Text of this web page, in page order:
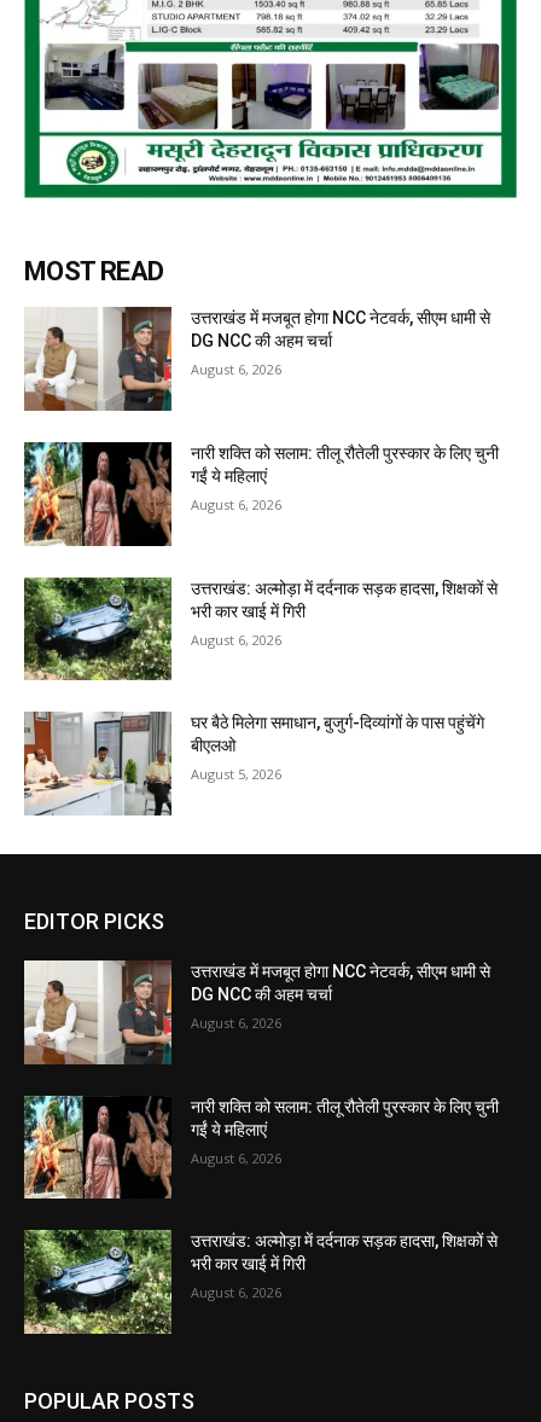
MOST READ
उत्तराखंड में मजबूत होगा NCC नेटवर्क, सीएम धामी से
DG NCC की अहम चर्चा
August 6, 2026
नारी शक्ति को सलाम: तीलू रौतेली पुरस्कार के लिए चुनी
गईं ये महिलाएं
August 6, 2026
उत्तराखंड: अल्मोड़ा में दर्दनाक सड़क हादसा, शिक्षकों से
भरी कार खाई में गिरी
August 6, 2026
घर बैठे मिलेगा समाधान, बुजुर्ग-दिव्यांगों के पास पहुंचेंगे
बीएलओ
August 5, 2026
EDITOR PICKS
उत्तराखंड में मजबूत होगा NCC नेटवर्क, सीएम धामी से
DG NCC की अहम चर्चा
August 6, 2026
नारी शक्ति को सलाम: तीलू रौतेली पुरस्कार के लिए चुनी
गईं ये महिलाएं
August 6, 2026
उत्तराखंड: अल्मोड़ा में दर्दनाक सड़क हादसा, शिक्षकों से
भरी कार खाई में गिरी
August 6, 2026
POPULAR POSTS